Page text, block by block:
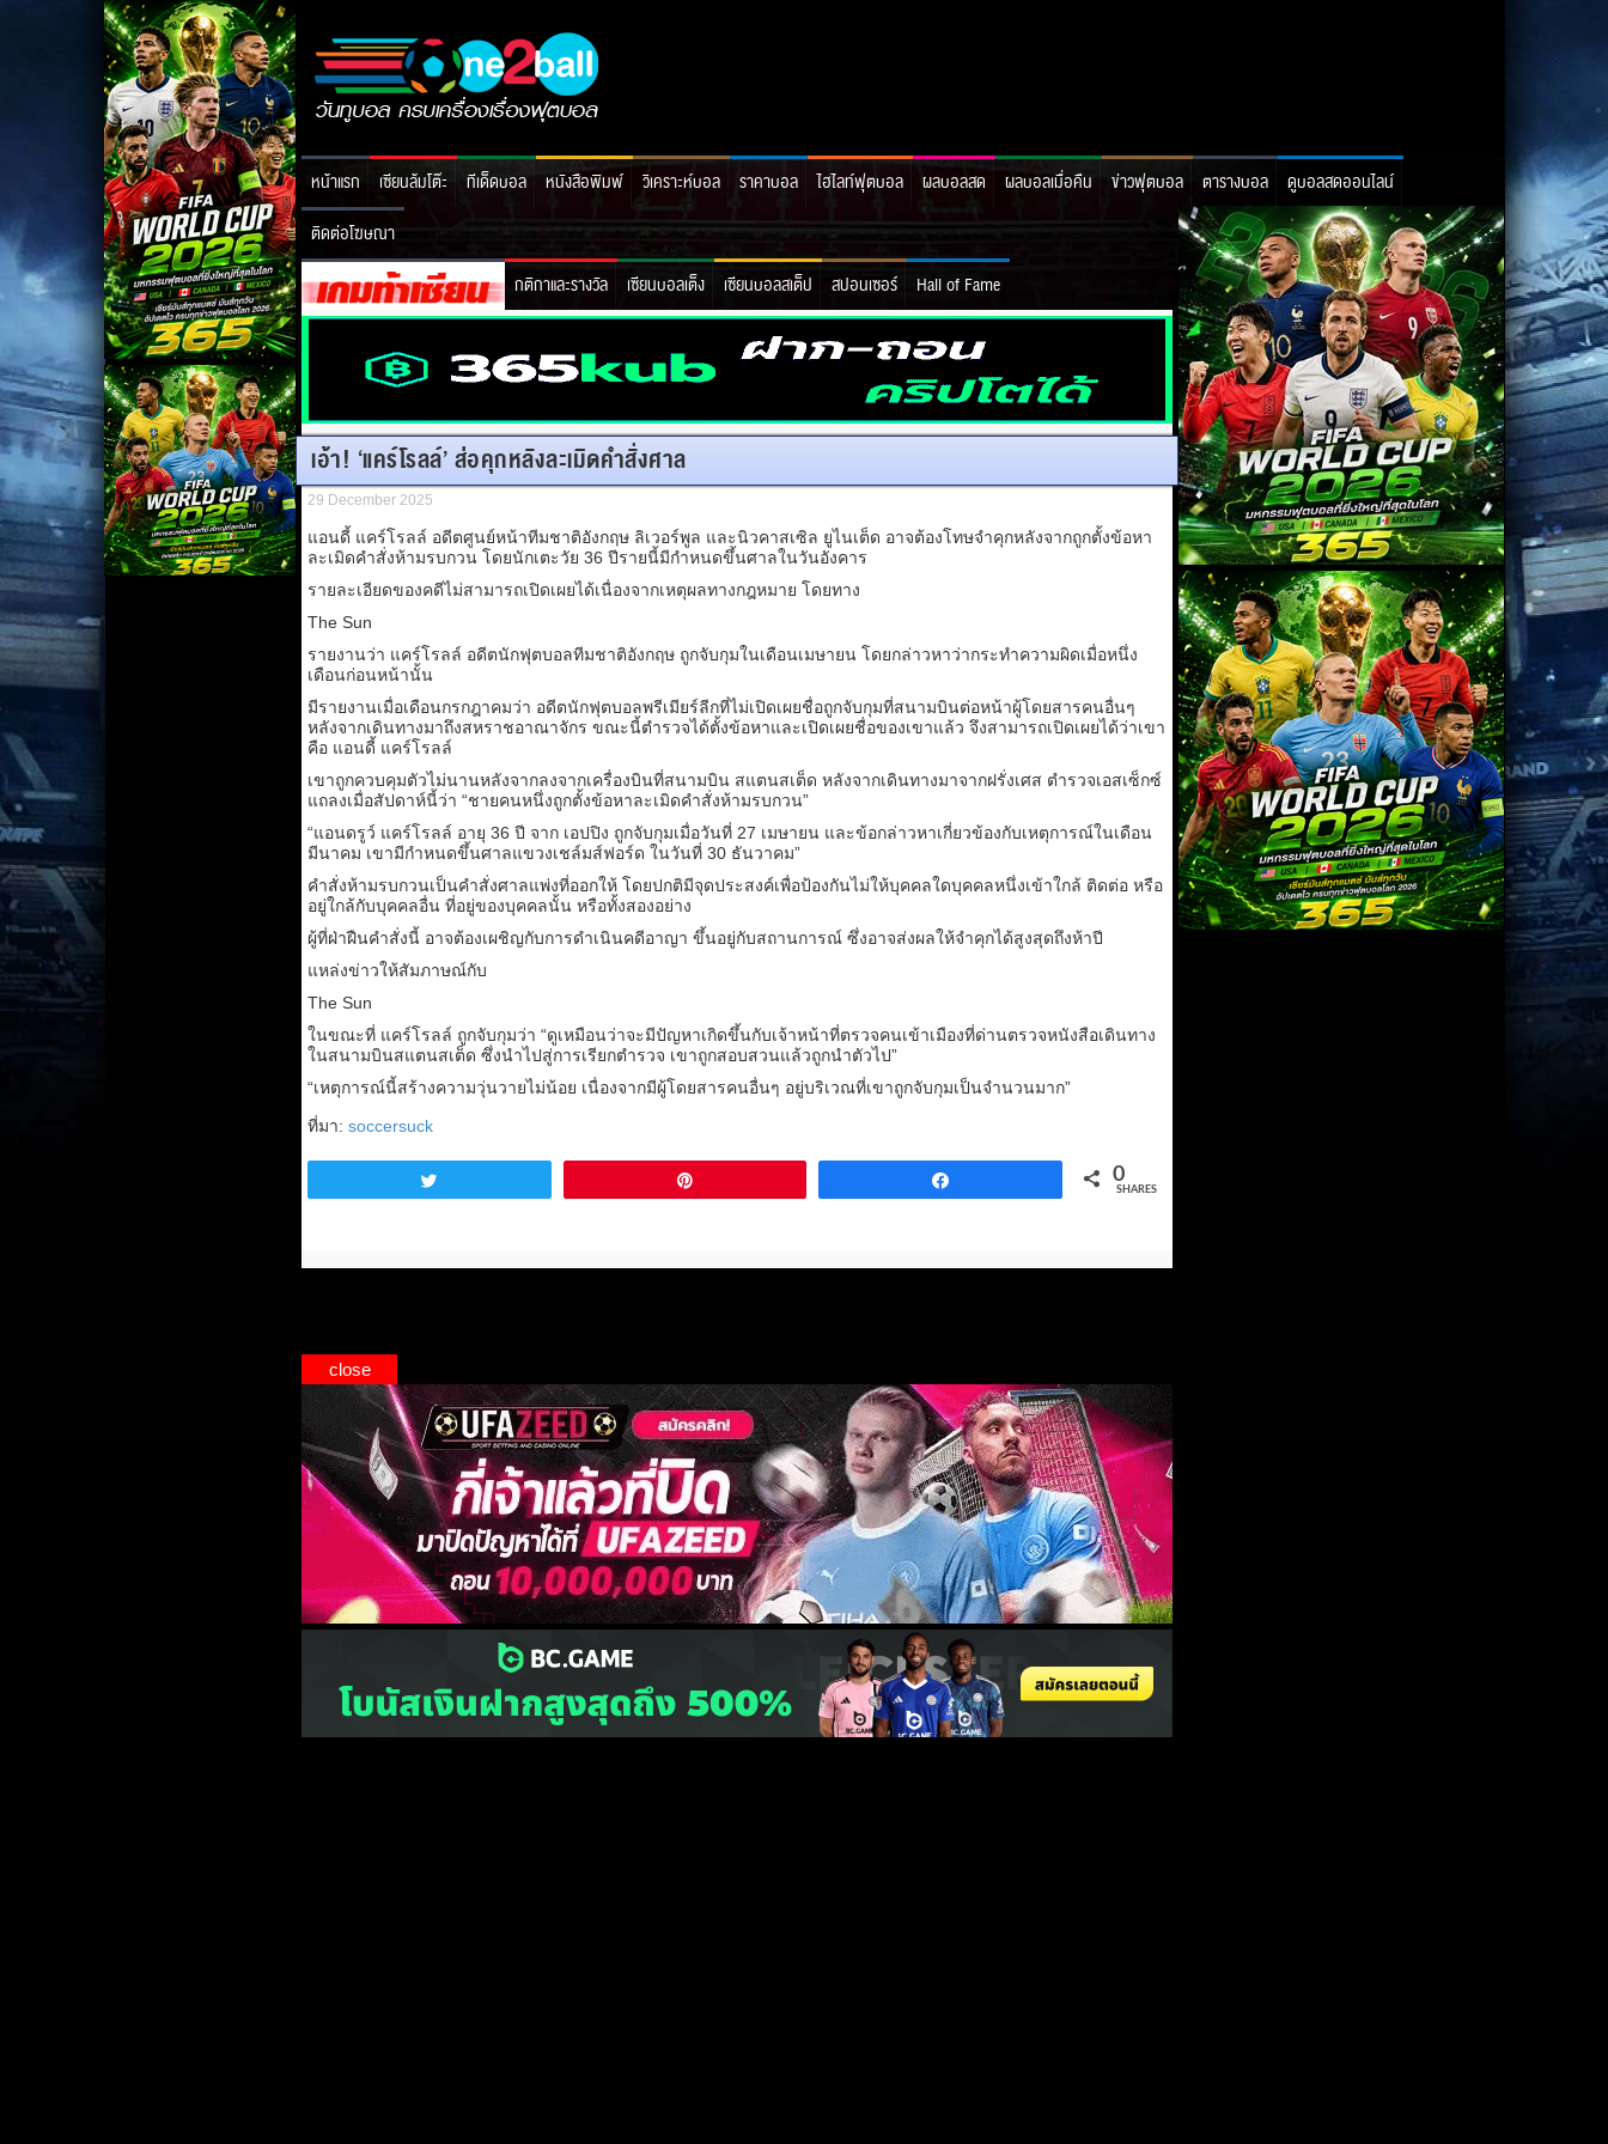
หน้าแรก เซียนล้มโต๊ะ ทีเด็ดบอล หนังสือพิมพ์ วิเคราะห์บอล ราคาบอล ไฮไลท์ฟุตบอล ผลบอลสด ผลบอลเมื่อคืน ข่าวฟุตบอล ตารางบอล
ดูบอลสดออนไลน์
ติดต่อโฆษณา
กติกาและรางวัล
เซียนบอลเต็ง เซียนบอลสเต็ป สปอนเซอร์ Hall of Fame
เอ้า! ‘แคร์โรลล์’ ส่อคุกหลังละเมิดคำสั่งศาล
29 December 2025
แอนดี้ แคร์โรลล์ อดีตศูนย์หน้าทีมชาติอังกฤษ ลิเวอร์พูล และนิวคาสเซิล ยูไนเต็ด อาจต้องโทษจำคุกหลังจากถูกตั้งข้อหา
ละเมิดคำสั่งห้ามรบกวน โดยนักเตะวัย 36 ปีรายนี้มีกำหนดขึ้นศาลในวันอังคาร
รายละเอียดของคดีไม่สามารถเปิดเผยได้เนื่องจากเหตุผลทางกฎหมาย โดยทาง
The Sun
รายงานว่า แคร์โรลล์ อดีตนักฟุตบอลทีมชาติอังกฤษ ถูกจับกุมในเดือนเมษายน โดยกล่าวหาว่ากระทำความผิดเมื่อหนึ่ง
เดือนก่อนหน้านั้น
มีรายงานเมื่อเดือนกรกฎาคมว่า อดีตนักฟุตบอลพรีเมียร์ลีกที่ไม่เปิดเผยชื่อถูกจับกุมที่สนามบินต่อหน้าผู้โดยสารคนอื่นๆ
หลังจากเดินทางมาถึงสหราชอาณาจักร ขณะนี้ตำรวจได้ตั้งข้อหาและเปิดเผยชื่อของเขาแล้ว จึงสามารถเปิดเผยได้ว่าเขา
คือ แอนดี้ แคร์โรลล์
เขาถูกควบคุมตัวไม่นานหลังจากลงจากเครื่องบินที่สนามบิน สแตนสเต็ด หลังจากเดินทางมาจากฝรั่งเศส ตำรวจเอสเซ็กซ์
แถลงเมื่อสัปดาห์นี้ว่า “ชายคนหนึ่งถูกตั้งข้อหาละเมิดคำสั่งห้ามรบกวน”
“แอนดรูว์ แคร์โรลล์ อายุ 36 ปี จาก เอปปิง ถูกจับกุมเมื่อวันที่ 27 เมษายน และข้อกล่าวหาเกี่ยวข้องกับเหตุการณ์ในเดือน
มีนาคม เขามีกำหนดขึ้นศาลแขวงเชล์มส์ฟอร์ด ในวันที่ 30 ธันวาคม”
คำสั่งห้ามรบกวนเป็นคำสั่งศาลแพ่งที่ออกให้ โดยปกติมีจุดประสงค์เพื่อป้องกันไม่ให้บุคคลใดบุคคลหนึ่งเข้าใกล้ ติดต่อ หรือ
อยู่ใกล้กับบุคคลอื่น ที่อยู่ของบุคคลนั้น หรือทั้งสองอย่าง
ผู้ที่ฝ่าฝืนคำสั่งนี้ อาจต้องเผชิญกับการดำเนินคดีอาญา ขึ้นอยู่กับสถานการณ์ ซึ่งอาจส่งผลให้จำคุกได้สูงสุดถึงห้าปี
แหล่งข่าวให้สัมภาษณ์กับ
The Sun
ในขณะที่ แคร์โรลล์ ถูกจับกุมว่า “ดูเหมือนว่าจะมีปัญหาเกิดขึ้นกับเจ้าหน้าที่ตรวจคนเข้าเมืองที่ด่านตรวจหนังสือเดินทาง
ในสนามบินสแตนสเต็ด ซึ่งนำไปสู่การเรียกตำรวจ เขาถูกสอบสวนแล้วถูกนำตัวไป”
“เหตุการณ์นี้สร้างความวุ่นวายไม่น้อย เนื่องจากมีผู้โดยสารคนอื่นๆ อยู่บริเวณที่เขาถูกจับกุมเป็นจำนวนมาก”
ที่มา: soccersuck
0
SHARES
close